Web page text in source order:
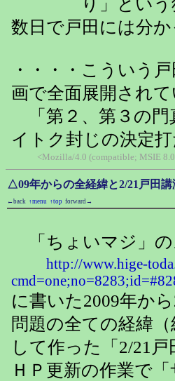
り」という狭
数日で戸田には分か
・・・・こういう
画で全面展開されて
「第２、第３の門
イトク封じの決定打
<Mozilla/4.0 (compatible; MSIE
△09年からの全経緯と2/21戸田
←back ↑menu ↑top forward→
「ちょいマジ」の
http://www.hige-
に書いた2009年か
問題の全ての経緯
して作った「2/21
ＨＰ更新の作業で